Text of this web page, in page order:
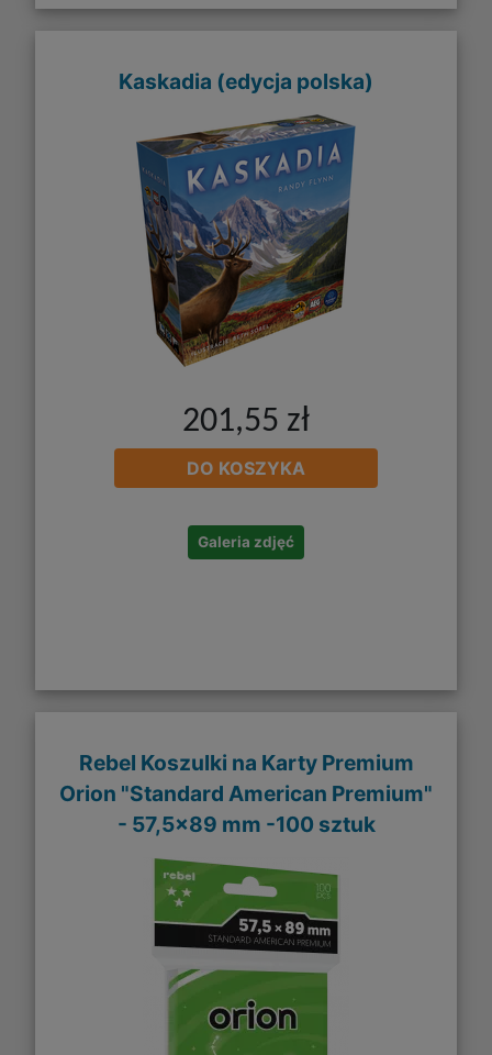
Kaskadia (edycja polska)
201,55 zł
DO KOSZYKA
Galeria zdjęć
Rebel Koszulki na Karty Premium
Orion "Standard American Premium"
- 57,5x89 mm -100 sztuk